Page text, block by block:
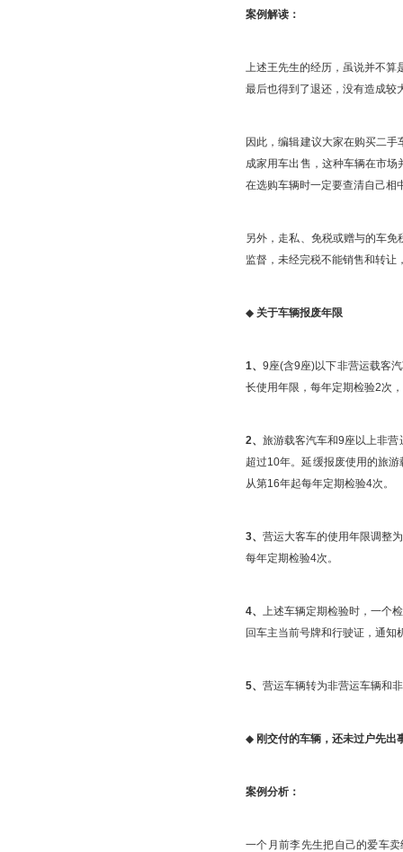
案例解读：
上述王先生的经历，虽说并不算
最后也得到了退还，没有造成较
因此，编辑建议大家在购买二
成家用车出售，这种车辆在市
在选购车辆时一定要查清自己相
另外，走私、免税或赠与的车
监督，未经完税不能销售和转让
◆ 关于车辆报废年限
1、9座(含9座)以下非营运载客
长使用年限，每年定期检验2次
2、旅游载客汽车和9座以上非
超过10年。延缓报废使用的旅
从第16年起每年定期检验4次。
3、营运大客车的使用年限调整
每年定期检验4次。
4、 上述车辆定期检验时，一个
回车主当前号牌和行驶证，通
5、 营运车辆转为非营运车辆和
◆ 刚交付的车辆，还未过户先出
案例分析：
一个月前李先生把自己的爱车